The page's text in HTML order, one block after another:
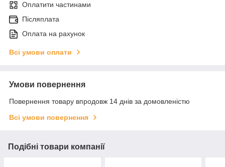
Оплатити частинами
Післяплата
Оплата на рахунок
Всі умови оплати
Умови повернення
Повернення товару впродовж 14 днів за домовленістю
Всі умови повернення
Подібні товари компанії